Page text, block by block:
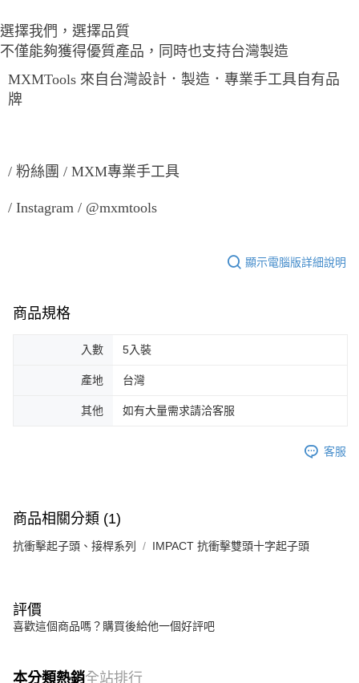
選擇我們，選擇品質
不僅能夠獲得優質產品，同時也支持台灣製造
MXMTools 來自台灣設計．製造．專業手工具自有品
牌
/ 粉絲團 / MXM專業手工具
/ Instagram / @mxmtools
顯示電腦版詳細說明
商品規格
入數 5入裝
產地 台灣
其他 如有大量需求請洽客服
客服
商品相關分類 (1)
抗衝擊起子頭、接桿系列 IMPACT 抗衝擊雙頭十字起子頭
評價
喜歡這個商品嗎？購買後給他一個好評吧
本分類熱銷全站排行